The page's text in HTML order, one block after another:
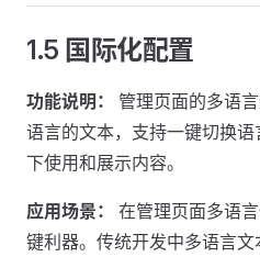
1.5 国际化配置
功能说明：
管理页面的多语
语言的文本，支持一键切换
下使用和展示内容。
应用场景：
在管理页面多语
键利器。传统开发中多语言